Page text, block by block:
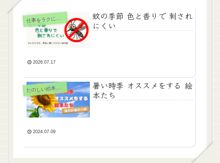
仕
事をラクにしよう
蚊の季節 色と香りで 刺され
にくい
2026.07.17
た のしい絵本とおもちゃ
暑い時季 オススメをする 絵
本たち
2024.07.09